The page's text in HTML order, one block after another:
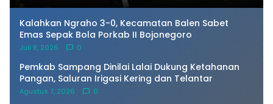
Kalahkan Ngraho 3-0, Kecamatan Balen Sabet
Emas Sepak Bola Porkab II Bojonegoro
Juli 8, 2026 0
Pemkab Sampang Dinilai Lalai Dukung Ketahanan
Pangan, Saluran Irigasi Kering dan Telantar
Agustus 7, 2026 0